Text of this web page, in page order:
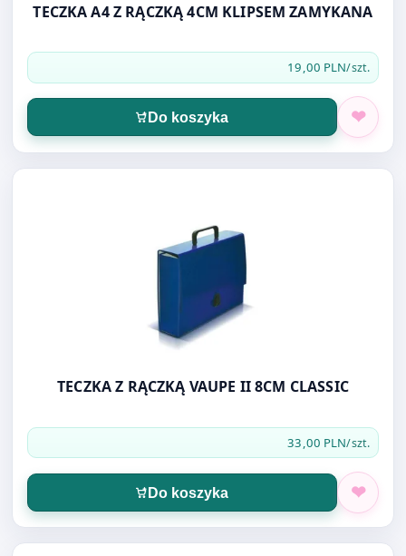
TECZKA A4 Z RĄCZKĄ 4CM KLIPSEM ZAMYKANA
19,00 PLN/szt.
Do koszyka
Otwórz produkt: TECZKA Z RĄCZKĄ VAUPE II 8CM CLASSIC
TECZKA Z RĄCZKĄ VAUPE II 8CM CLASSIC
33,00 PLN/szt.
Do koszyka